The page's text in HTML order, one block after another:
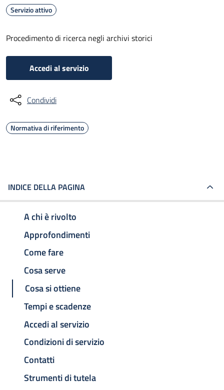
Servizio attivo
Procedimento di ricerca negli archivi storici
Accedi al servizio
Condividi
Normativa di riferimento
INDICE DELLA PAGINA
A chi è rivolto
Approfondimenti
Come fare
Cosa serve
Cosa si ottiene
Tempi e scadenze
Accedi al servizio
Condizioni di servizio
Contatti
Strumenti di tutela